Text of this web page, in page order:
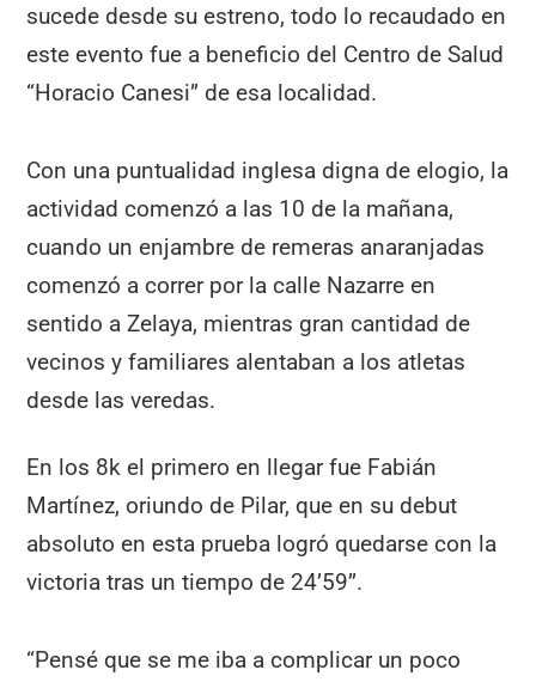
sucede desde su estreno, todo lo recaudado en
este evento fue a beneficio del Centro de Salud
“Horacio Canesi” de esa localidad.
Con una puntualidad inglesa digna de elogio, la
actividad comenzó a las 10 de la mañana,
cuando un enjambre de remeras anaranjadas
comenzó a correr por la calle Nazarre en
sentido a Zelaya, mientras gran cantidad de
vecinos y familiares alentaban a los atletas
desde las veredas.
En los 8k el primero en llegar fue Fabián
Martínez, oriundo de Pilar, que en su debut
absoluto en esta prueba logró quedarse con la
victoria tras un tiempo de 24’59’’.
“Pensé que se me iba a complicar un poco